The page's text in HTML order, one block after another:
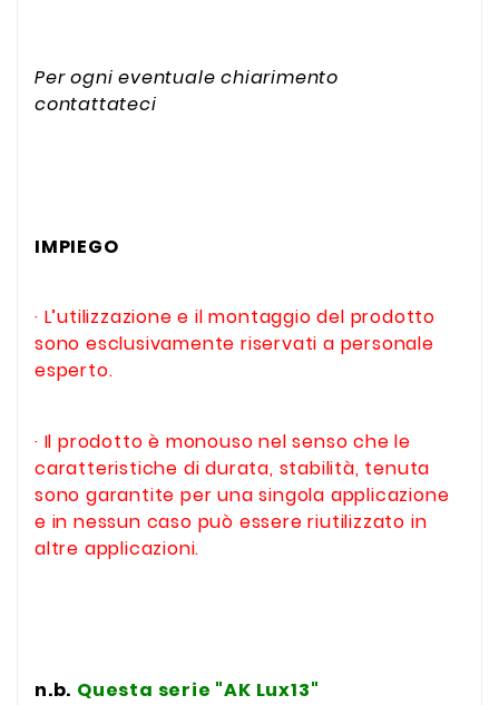
Per ogni eventuale chiarimento
contattateci
IMPIEGO
· L’utilizzazione e il montaggio del prodotto
sono esclusivamente riservati a personale
esperto.
· Il prodotto è monouso nel senso che le
caratteristiche di durata, stabilità, tenuta
sono garantite per una singola applicazione
e in nessun caso può essere riutilizzato in
altre applicazioni.
n.b. Questa serie "AK Lux13"